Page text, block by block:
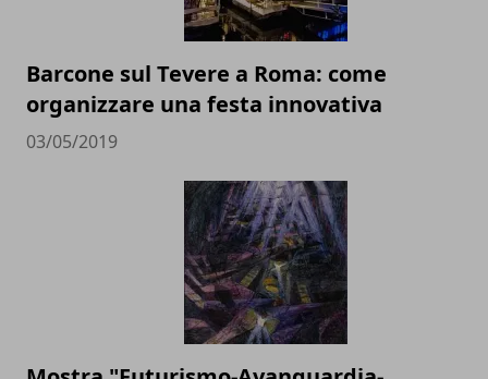
Barcone sul Tevere a Roma: come
organizzare una festa innovativa
03/05/2019